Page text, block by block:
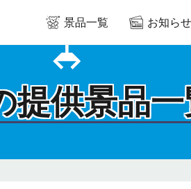
景品一覧 お知らせ
提供景品